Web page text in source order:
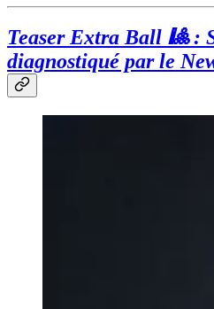
Teaser Extra Ball 🎱 :
diagnostiqué par le